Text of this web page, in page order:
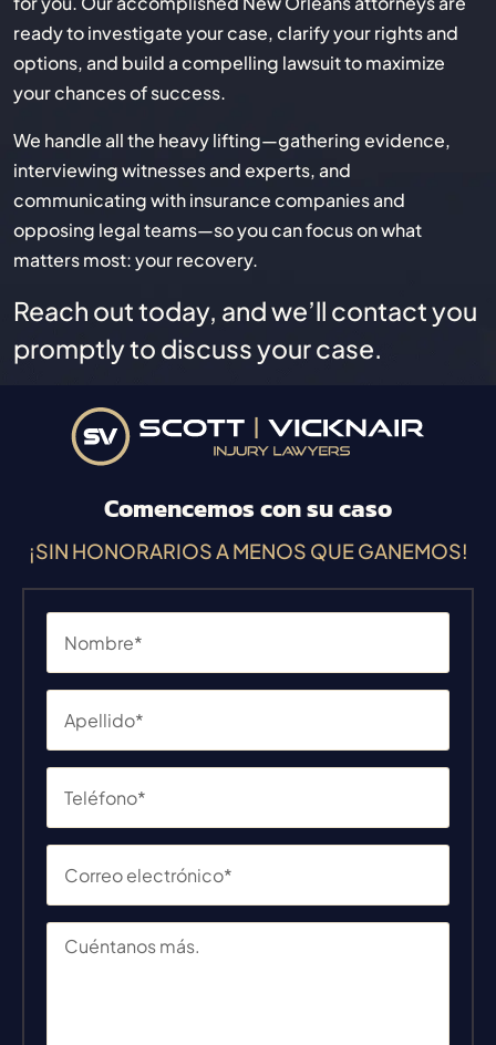
ready to investigate your case, clarify your rights and
options, and build a compelling lawsuit to maximize
your chances of success.
We handle all the heavy lifting—gathering evidence,
interviewing witnesses and experts, and
communicating with insurance companies and
opposing legal teams—so you can focus on what
matters most: your recovery.
Reach out today, and we’ll contact you
promptly to discuss your case.
Comencemos con su caso
¡SIN HONORARIOS A MENOS QUE GANEMOS!